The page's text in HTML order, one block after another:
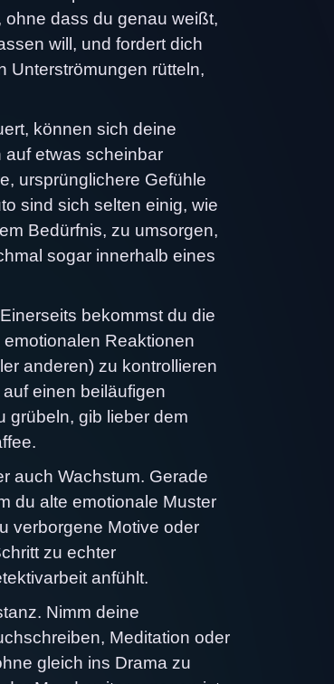
dass du genau weißt,
will, und fordert dich
Unterströmungen rütteln,
können sich deine
auf etwas scheinbar
ursprünglichere Gefühle
sind sich selten einig, wie
Bedürfnis, zu umsorgen,
sogar innerhalb eines
bekommst du die
Reaktionen
anderen) zu kontrollieren
einen beiläufigen
grübeln, gib lieber dem
auch Wachstum. Gerade
du alte emotionale Muster
verborgene Motive oder
zu echter
anfühlt.
Nimm deine
Meditation oder
gleich ins Drama zu